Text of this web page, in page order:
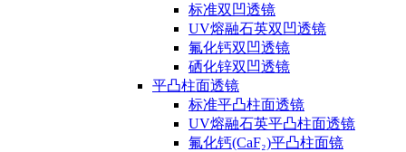
标准双凹透镜
UV熔融石英双凹透镜
氟化钙双凹透镜
硒化锌双凹透镜
平凸柱面透镜
标准平凸柱面透镜
UV熔融石英平凸柱面透镜
氟化钙(CaF₂)平凸柱面镜